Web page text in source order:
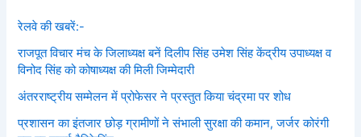
रेलवे की खबरें:-
राजपूत विचार मंच के जिलाध्यक्ष बनें‌ दिलीप सिंह उमेश सिंह केंद्रीय उपाध्यक्ष व
विनोद सिंह को कोषाध्यक्ष की मिली जिम्मेदारी
अंतरराष्ट्रीय सम्मेलन में प्रोफेसर ने प्रस्तुत किया चंद्रमा पर शोध
प्रशासन का इंतजार छोड़ ग्रामीणों ने संभाली सुरक्षा की कमान, जर्जर कोरंगी